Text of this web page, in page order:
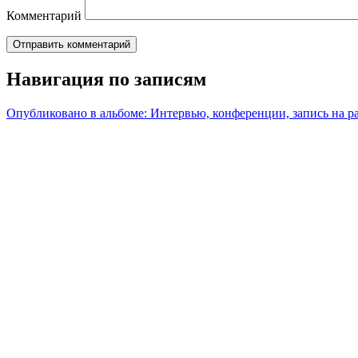
Комментарий
Навигация по записям
Опубликовано в альбоме: Интервью, конференции, запись на